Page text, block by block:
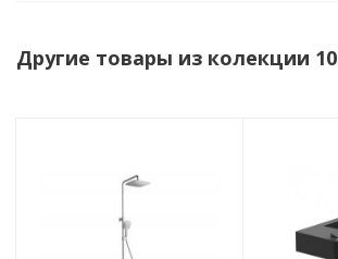
Другие товары из колекции 10